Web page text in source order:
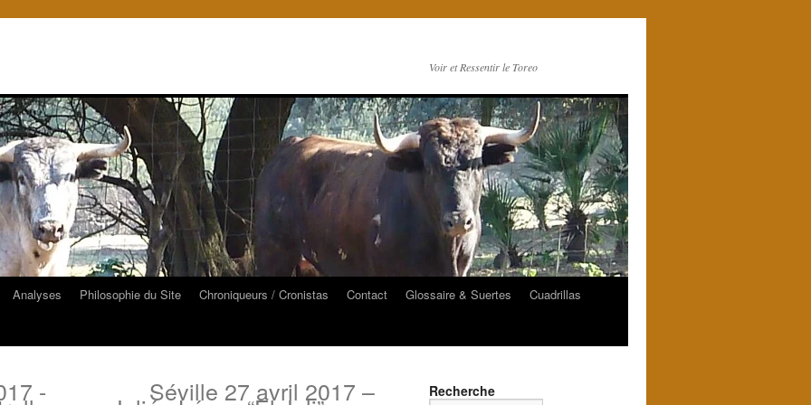
Voir et Ressentir le Toreo
Analyses Philosophie du Site Chroniqueurs / Cronistas Contact Glossaire & Suertes
Cuadrillas
- Séville 27 avril 2017 – Recherche